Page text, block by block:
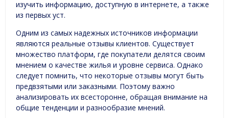
изучить информацию, доступную в интернете, а также
из первых уст.
Одним из самых надежных источников информации
являются реальные отзывы клиентов. Существует
множество платформ, где покупатели делятся своим
мнением о качестве жилья и уровне сервиса. Однако
следует помнить, что некоторые отзывы могут быть
предвзятыми или заказными. Поэтому важно
анализировать их всесторонне, обращая внимание на
общие тенденции и разнообразие мнений.